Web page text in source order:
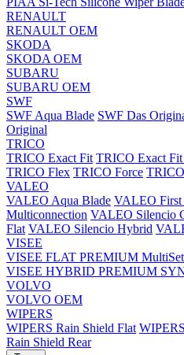
RENAULT
RENAULT OEM
SKODA
SKODA OEM
SUBARU
SUBARU OEM
SWF
SWF Aqua Blade SWF Das
Original
TRICO
TRICO Exact Fit TRICO Exact
TRICO Flex TRICO Force
VALEO
VALEO Aqua Blade VALEO First
Multiconnection VALEO Silencio
Flat VALEO Silencio Hybrid
VISEE
VISEE FLAT PREMIUM MultiSet
VISEE HYBRID PREMIUM
VOLVO
VOLVO OEM
WIPERS
WIPERS Rain Shield Flat
Rain Shield Rear